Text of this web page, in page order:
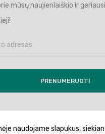
mūsų naujienlaiškio ir
PRENUMERUOTI
naudojame slapukus,